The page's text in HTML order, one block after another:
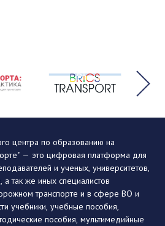
центра по образованию на
— это цифровая платформа для
и ученых, университетов,
так же иных специалистов
транспорте и в сфере ВО и
учебники, учебные пособия,
пособия, мультимедийные